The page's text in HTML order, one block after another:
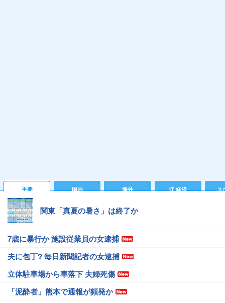
主要 国内 海外 IT 経済 ス
関東「真夏の暑さ」は終了か
7歳に暴行か 施設従業員の女逮捕
夫に包丁? 毎日新聞記者の女逮捕
立体駐車場から車落下 夫婦死傷
「泥酔者」熊本で通報が頻発か